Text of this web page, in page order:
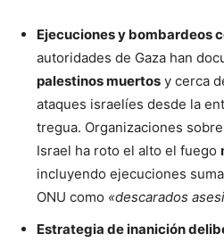
Ejecuciones y bombardeos
autoridades de Gaza han
palestinos muertos y cerca
ataques israelíes desde la
tregua. Organizaciones
Israel ha roto el alto el fuego
incluyendo ejecuciones
ONU como «descarados
Estrategia de inanición